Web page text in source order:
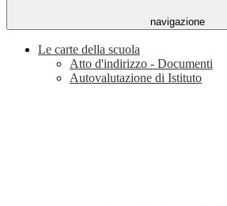
navigazione
Le carte della scuola
Atto d'indirizzo - Documenti
Autovalutazione di Istituto